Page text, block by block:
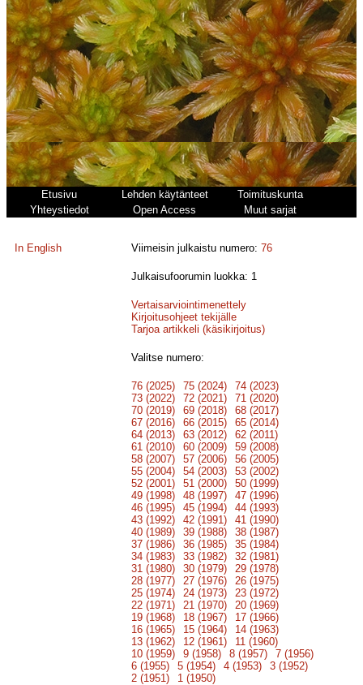
Etusivu Lehden käytänteet
Toimituskunta
Yhteystiedot
Open Access Muut sarjat
In English Viimeisin julkaistu numero:76
Julkaisufoorumin luokka: 1
Vertaisarviointimenettely
Kirjoitusohjeet tekijälle
Tarjoa artikkeli (käsikirjoitus)
Valitse numero:
76 (2025) 75 (2024)
74 (2023)
73 (2022)
72 (2021)
71 (2020)
70 (2019)
69 (2018)
68 (2017)
67 (2016)
66 (2015)
65 (2014)
64 (2013)
63 (2012)
62 (2011)
61 (2010)
60 (2009)
59 (2008)
58 (2007)
57 (2006)
56 (2005)
55 (2004)
54 (2003)
53 (2002)
52 (2001)
51 (2000)
50 (1999)
49 (1998)
48 (1997)
47 (1996)
46 (1995)
45 (1994)
44 (1993)
43 (1992)
42 (1991)
41 (1990)
40 (1989)
39 (1988)
38 (1987)
37 (1986)
36 (1985)
35 (1984)
34 (1983)
33 (1982)
32 (1981)
31 (1980)
30 (1979)
29 (1978)
28 (1977)
27 (1976)
26 (1975)
25 (1974)
24 (1973)
23 (1972)
22 (1971)
21 (1970)
20 (1969)
19 (1968)
18 (1967)
17 (1966)
16 (1965)
15 (1964)
14 (1963)
13 (1962)
12 (1961)
11 (1960)
10 (1959)
9 (1958) 8 (1957)
7 (1956)
6 (1955)
5 (1954) 4 (1953)
3 (1952)
2 (1951)
1 (1950)